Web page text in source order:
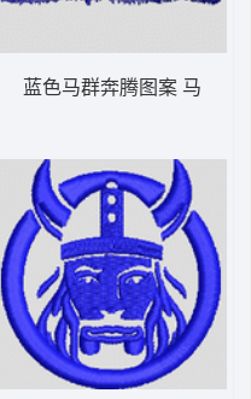
蓝色马群奔腾图案 马